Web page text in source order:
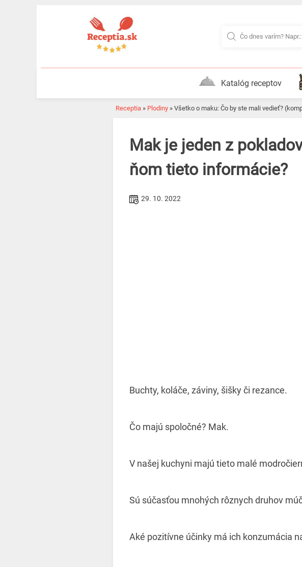
Katalóg receptov
Receptia » Plodiny » Všetko o maku: Čo by ste mali vedieť?
Mak je jeden z pokladov slovenskej kuchyne. Vedeli ste o
ňom tieto informácie?
29. 10. 2022
Buchty, koláče, záviny, šišky či rezance.
Čo majú spoločné? Mak.
V našej kuchyni majú tieto malé
Sú súčasťou mnohých rôznych druhov
Aké pozitívne účinky má ich konzumácia